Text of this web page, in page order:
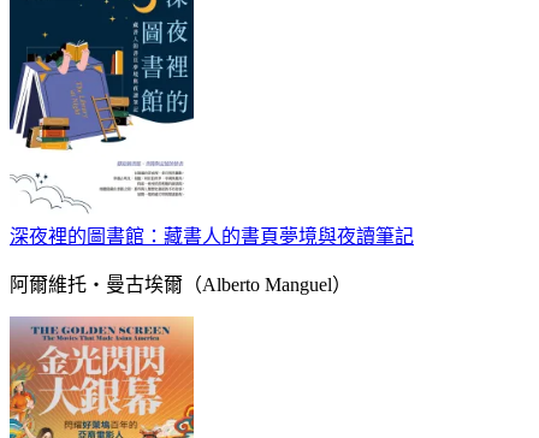
深夜裡的圖書館：藏書人的書頁夢境與夜讀筆記
阿爾維托‧曼古埃爾（Alberto Manguel）